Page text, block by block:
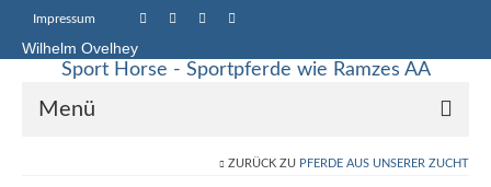
Impressum
Wilhelm Ovelhey
Sport Horse - Sportpferde wie Ramzes AA
Menü
ZURÜCK ZU PFERDE AUS UNSERER ZUCHT